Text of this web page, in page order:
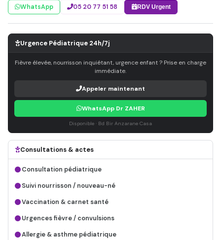
WhatsApp 05 20 77 51 58 RDV Urgent
Urgence Pédiatrique 24h/7j
Fièvre élevée, nourrisson inquiétant, urgence enfant ? Prise en charge
immédiate.
Appeler maintenant
WhatsApp Dr ZAHER
Disponible · Bd Bir Anzarane Casa
Consultations & actes
Consultation pédiatrique
Suivi nourrisson / nouveau-né
Vaccination & carnet santé
Urgences fièvre / convulsions
Allergie & asthme pédiatrique